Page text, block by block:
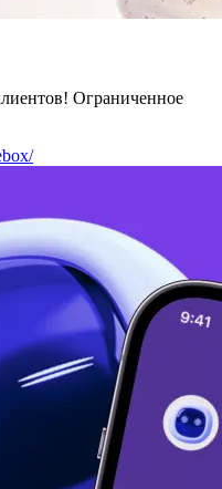
Ограниченное